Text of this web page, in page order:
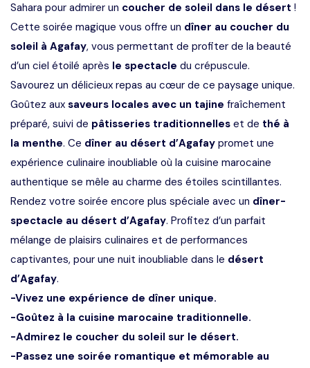
Sahara pour admirer un coucher de soleil dans le désert !
Cette soirée magique vous offre un dîner au coucher du
soleil à Agafay, vous permettant de profiter de la beauté
d’un ciel étoilé après le spectacle du crépuscule.
Savourez un délicieux repas au cœur de ce paysage unique.
Goûtez aux saveurs locales avec un tajine fraîchement
préparé, suivi de pâtisseries traditionnelles et de thé à
la menthe. Ce dîner au désert d’Agafay promet une
expérience culinaire inoubliable où la cuisine marocaine
authentique se mêle au charme des étoiles scintillantes.
Rendez votre soirée encore plus spéciale avec un dîner-
spectacle au désert d’Agafay. Profitez d’un parfait
mélange de plaisirs culinaires et de performances
captivantes, pour une nuit inoubliable dans le désert
d’Agafay.
-Vivez une expérience de dîner unique.
-Goûtez à la cuisine marocaine traditionnelle.
-Admirez le coucher du soleil sur le désert.
-Passez une soirée romantique et mémorable au